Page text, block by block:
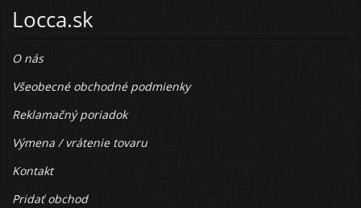
Locca.sk
O nás
Všeobecné obchodné podmienky
Reklamačný poriadok
Výmena / vrátenie tovaru
Kontakt
Pridať obchod